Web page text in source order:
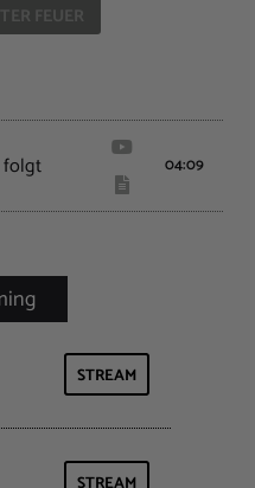
FEUER
04:09
STREAM
STREAM